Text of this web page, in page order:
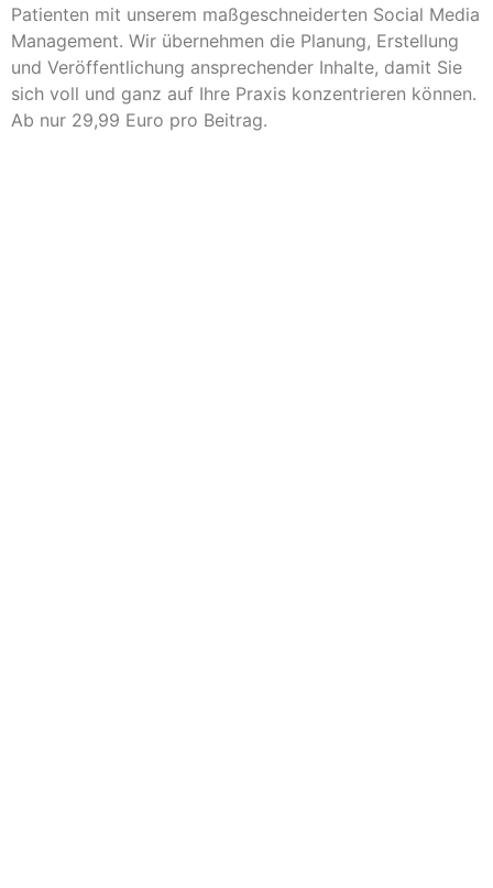
Patienten mit unserem maßgeschneiderten Social Media
Management. Wir übernehmen die Planung, Erstellung
und Veröffentlichung ansprechender Inhalte, damit Sie
sich voll und ganz auf Ihre Praxis konzentrieren können.
Ab nur 29,99 Euro pro Beitrag.